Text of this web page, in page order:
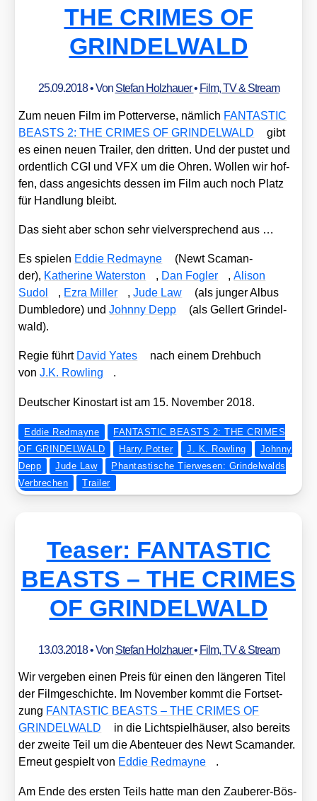
THE CRIMES OF
GRINDELWALD
25.09.2018• Von Stefan Holzhauer• Film, TV & Stream
Zum neu­en Film im Pot­ter­ver­se, näm­lich FANTASTIC
BEASTS 2: THE CRIMES OF GRINDELWALD
gibt
es einen neu­en Trai­ler, den drit­ten. Und der pus­tet und
ordent­lich CGI und VFX um die Ohren. Wol­len wir hof­
fen, dass ange­sichts des­sen im Film auch noch Platz
für Hand­lung bleibt.
Das sieht aber schon sehr viel­ver­spre­chend aus …
Es spie­len Eddie Red­may­ne
(Newt Sca­man­
der), Kathe­ri­ne Water­s­ton , Dan Fog­ler ,Ali­son
Sudol
, Ezra Mil­ler ,Jude Law
(als jun­ger Albus
Dum­ble­do­re) undJohn­ny Depp
(als Gel­lert Grin­del­
wald).
Regie führt David Yates
nach einem Dreh­buch
vonJ.K. Row­ling .
Deut­scher Kino­start ist am 15. Novem­ber 2018.
Eddie Redmayne
FANTASTIC BEASTS 2: THE CRIMES
OF GRINDELWALD
Harry Potter J. K. Rowling
Johnny
Depp
Jude Law
Phantastische Tierwesen: Grindelwalds
Verbrechen
Trailer
Teaser: FANTASTIC
BEASTS – THE CRIMES
OF GRINDELWALD
13.03.2018• Von Stefan Holzhauer• Film, TV & Stream
Wir ver­ge­ben einen Preis für einen den län­ge­ren Titel
der Film­ge­schich­te. Im Novem­ber kommt die Fort­set­
zung FANTASTIC BEASTS – THE CRIMES OF
GRINDELWALD
in die Licht­spiel­häu­ser, also bereits
der zwei­te Teil um die Aben­teu­er des Newt Sca­man­der.
Erneut gespielt von Eddie Red­may­ne .
Am Ende des ers­ten Teils hat­te man den Zau­be­rer-Bös­